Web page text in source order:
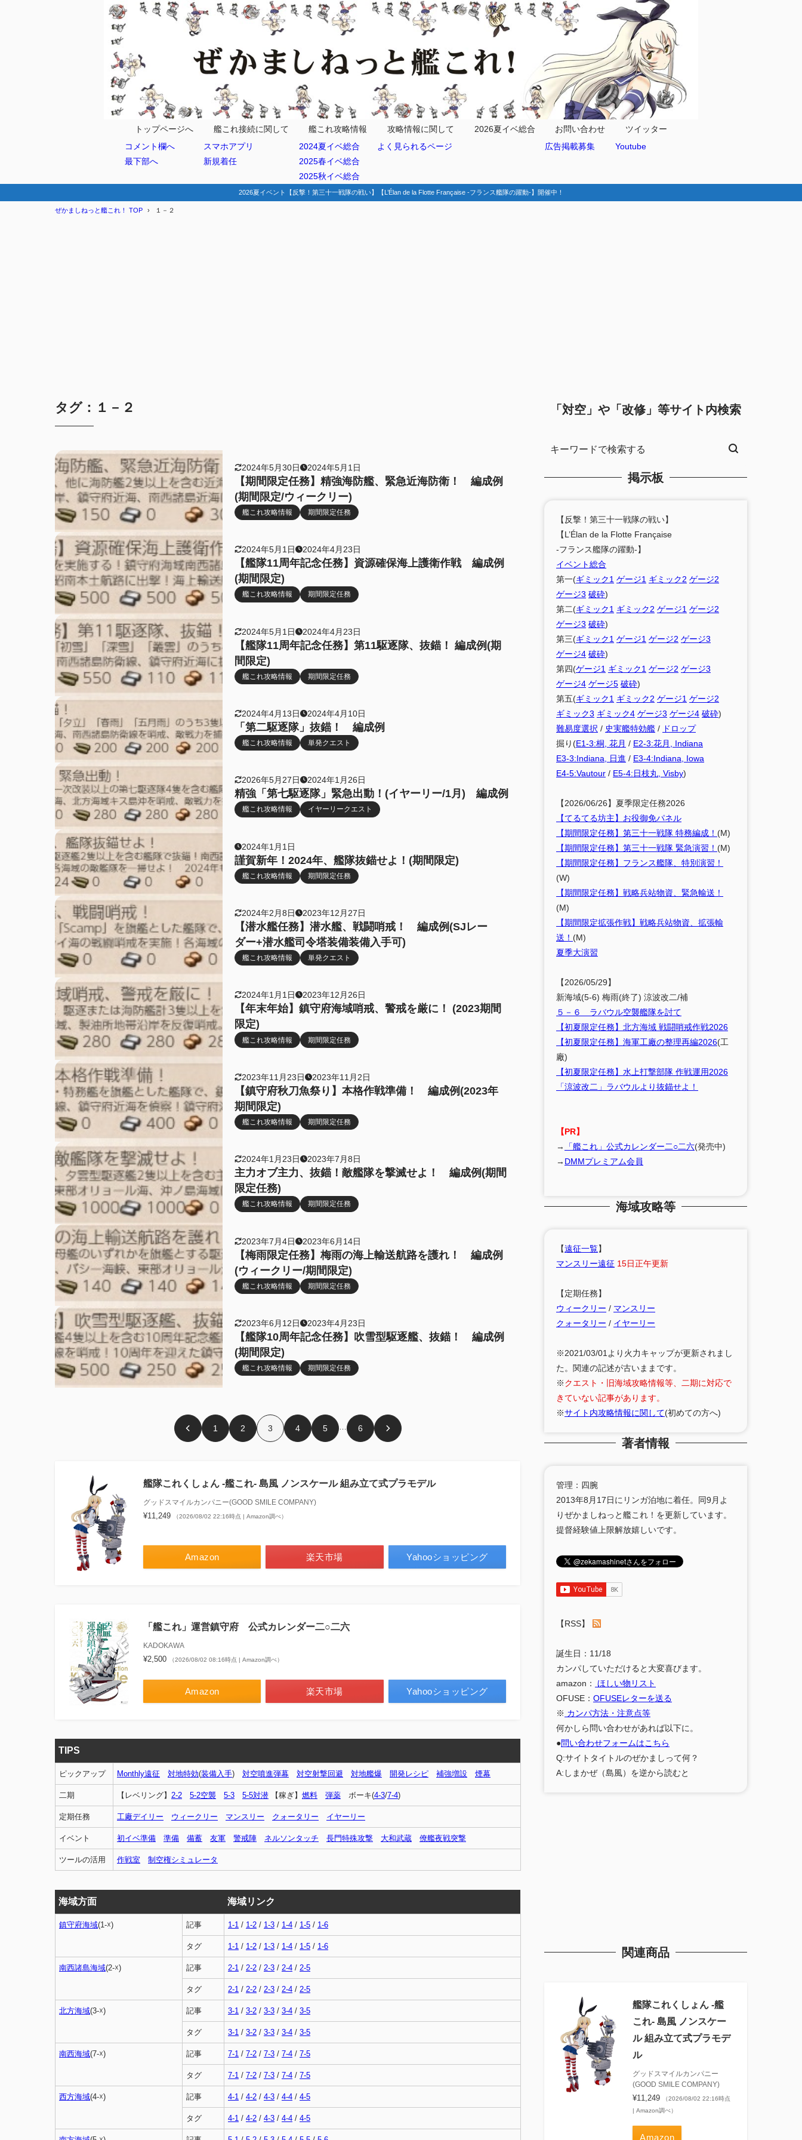
トップページへ
コメント欄へ
最下部へ
艦これ接続に関して
スマホアプリ
新規着任
艦これ攻略情報
2024夏イベ総合
2025春イベ総合
2025秋イベ総合
攻略情報に関して
よく見られるページ
2026夏イベ総合
お問い合わせ
広告掲載募集
ツイッター
Youtube
2026夏イベント【反撃！第三十一戦隊の戦い】【L’Élan de la Flotte Française -フランス艦隊の躍動-】開催中！
ぜかましねっと艦これ！ TOP １－２
タグ：１－２
2024年5月30日 2024年5月1日
【期間限定任務】精強海防艦、緊急近海防衛！ 編成例
(期間限定/ウィークリー)
艦これ攻略情報 期間限定任務
2024年5月1日 2024年4月23日
【艦隊11周年記念任務】資源確保海上護衛作戦 編成例
(期間限定)
艦これ攻略情報 期間限定任務
2024年5月1日 2024年4月23日
【艦隊11周年記念任務】第11駆逐隊、抜錨！ 編成例(期
間限定)
艦これ攻略情報 期間限定任務
2024年4月13日 2024年4月10日
「第二駆逐隊」抜錨！ 編成例
艦これ攻略情報 単発クエスト
2026年5月27日 2024年1月26日
精強「第七駆逐隊」緊急出動！(イヤーリー/1月) 編成例
艦これ攻略情報 イヤーリークエスト
2024年1月1日
謹賀新年！2024年、艦隊抜錨せよ！(期間限定)
艦これ攻略情報 期間限定任務
2024年2月8日 2023年12月27日
【潜水艦任務】潜水艦、戦闘哨戒！ 編成例(SJレー
ダー+潜水艦司令塔装備装備入手可)
艦これ攻略情報 単発クエスト
2024年1月1日 2023年12月26日
【年末年始】鎮守府海域哨戒、警戒を厳に！ (2023期間
限定)
艦これ攻略情報 期間限定任務
2023年11月23日 2023年11月2日
【鎮守府秋刀魚祭り】本格作戦準備！ 編成例(2023年
期間限定)
艦これ攻略情報 期間限定任務
2024年1月23日 2023年7月8日
主力オブ主力、抜錨！敵艦隊を撃滅せよ！ 編成例(期間
限定任務)
艦これ攻略情報 期間限定任務
2023年7月4日 2023年6月14日
【梅雨限定任務】梅雨の海上輸送航路を護れ！ 編成例
(ウィークリー/期間限定)
艦これ攻略情報 期間限定任務
2023年6月12日 2023年4月23日
【艦隊10周年記念任務】吹雪型駆逐艦、抜錨！ 編成例
(期間限定)
艦これ攻略情報 期間限定任務
1 2 3 4 5 … 6
艦隊これくしょん ‐艦これ‐ 島風 ノンスケール 組み立て式プラモデル
グッドスマイルカンパニー(GOOD SMILE COMPANY)
¥11,249 （2026/08/02 22:16時点 | Amazon調べ）
Amazon 楽天市場 Yahooショッピング
「艦これ」運営鎮守府 公式カレンダー二○二六
KADOKAWA
¥2,500 （2026/08/02 08:16時点 | Amazon調べ）
Amazon 楽天市場 Yahooショッピング
TIPS
ピックアップ Monthly遠征 対地特効(装備入手) 対空噴進弾幕 対空射撃回避 対地艦爆 開発レシピ 補強増設 煙幕
二期 【レベリング】 2-2 5-2空襲 5-3 5-5対潜 【稼ぎ】 燃料 弾薬 ボーキ(4-3/7-4)
定期任務 工廠デイリー ウィークリー マンスリー クォータリー イヤーリー
イベント 初イベ準備 準備 備蓄 友軍 警戒陣 ネルソンタッチ 長門特殊攻撃 大和武蔵 僚艦夜戦突撃
ツールの活用 作戦室 制空権シミュレータ
海域方面 海域リンク
鎮守府海域(1-☓) 記事 1-1 / 1-2 / 1-3 / 1-4 / 1-5 / 1-6
タグ 1-1 / 1-2 / 1-3 / 1-4 / 1-5 / 1-6
南西諸島海域(2-☓) 記事 2-1 / 2-2 / 2-3 / 2-4 / 2-5
タグ 2-1 / 2-2 / 2-3 / 2-4 / 2-5
北方海域(3-☓) 記事 3-1 / 3-2 / 3-3 / 3-4 / 3-5
タグ 3-1 / 3-2 / 3-3 / 3-4 / 3-5
南西海域(7-☓) 記事 7-1 / 7-2 / 7-3 / 7-4 / 7-5
タグ 7-1 / 7-2 / 7-3 / 7-4 / 7-5
西方海域(4-☓) 記事 4-1 / 4-2 / 4-3 / 4-4 / 4-5
タグ 4-1 / 4-2 / 4-3 / 4-4 / 4-5
「対空」や「改修」等サイト内検索
掲示板
【反撃！第三十一戦隊の戦い】
【L’Élan de la Flotte Française
-フランス艦隊の躍動-】
イベント総合
第一(ギミック1 ゲージ1 ギミック2 ゲージ2
ゲージ3 破砕)
第二(ギミック1 ギミック2 ゲージ1 ゲージ2
ゲージ3 破砕)
第三(ギミック1 ゲージ1 ゲージ2 ゲージ3
ゲージ4 破砕)
第四(ゲージ1 ギミック1 ゲージ2 ゲージ3
ゲージ4 ゲージ5 破砕)
第五(ギミック1 ギミック2 ゲージ1 ゲージ2
ギミック3 ギミック4 ゲージ3 ゲージ4 破砕)
難易度選択 / 史実艦特効艦 / ドロップ
掘り(E1-3:桐, 花月 / E2-3:花月, Indiana
E3-3:Indiana, 日進 / E3-4:Indiana, Iowa
E4-5:Vautour / E5-4:日枝丸, Visby)
【2026/06/26】夏季限定任務2026
【てるてる坊主】お役御免パネル
【期間限定任務】第三十一戦隊 特務編成！ (M)
【期間限定任務】第三十一戦隊 緊急演習！ (M)
【期間限定任務】フランス艦隊、特別演習！
(W)
【期間限定任務】戦略兵站物資、緊急輸送！
(M)
【期間限定拡張作戦】戦略兵站物資、拡張輸
送！ (M)
夏季大演習
【2026/05/29】
新海域(5-6) 梅雨(終了) 涼波改二/補
５－６ ラバウル空襲艦隊を討て
【初夏限定任務】北方海域 戦闘哨戒作戦2026
【初夏限定任務】海軍工廠の整理再編2026(工
廠)
【初夏限定任務】水上打撃部隊 作戦運用2026
「涼波改二」ラバウルより抜錨せよ！
【PR】
→
「艦これ」公式カレンダー二○二六(発売中)
→ DMMプレミアム会員
海域攻略等
【遠征一覧】
マンスリー遠征 15日正午更新
【定期任務】
ウィークリー / マンスリー
クォータリー / イヤーリー
※2021/03/01より火力キャップが更新されまし
た。関連の記述が古いままです。
※クエスト・旧海域攻略情報等、二期に対応で
きていない記事があります。
※サイト内攻略情報に関して(初めての方へ)
著者情報
管理：四腕
2013年8月17日にリンガ泊地に着任。同9月よ
りぜかましねっと艦これ！を更新しています。
提督経験値上限解放嬉しいです。
【RSS】
誕生日：11/18
カンパしていただけると大変喜びます。
amazon：
ほしい物リスト
OFUSE： OFUSEレターを送る
※ カンパ方法・注意点等
何かしら問い合わせがあれば以下に。
●問い合わせフォームはこちら
Q:サイトタイトルのぜかましって何？
A:しまかぜ（島風）を逆から読むと
関連商品
艦隊これくしょん ‐艦
これ‐ 島風 ノンスケー
ル 組み立て式プラモデ
ル
グッドスマイルカンパニー
(GOOD SMILE COMPANY)
¥11,249
（2026/08/02 22:16時点
| Amazon調べ）
Amazon